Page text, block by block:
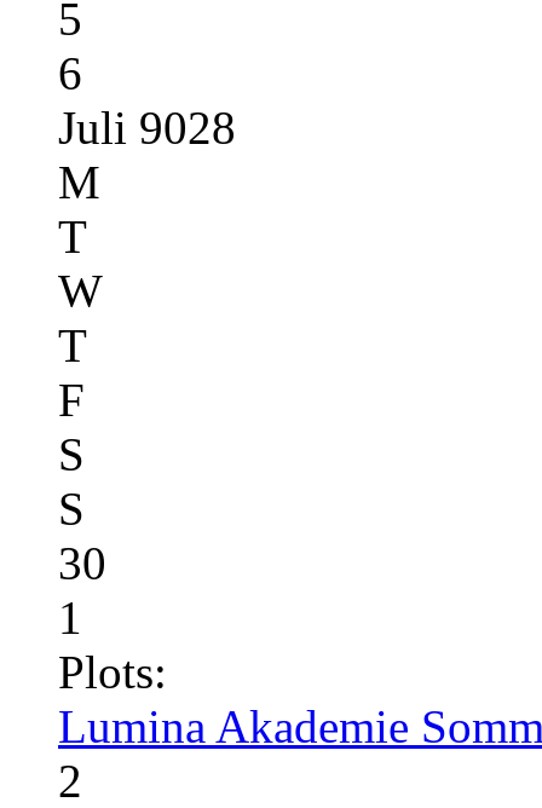
5
6
Juli 9028
M
T
W
T
F
S
S
30
1
Plots:
Lumina Akademie
2